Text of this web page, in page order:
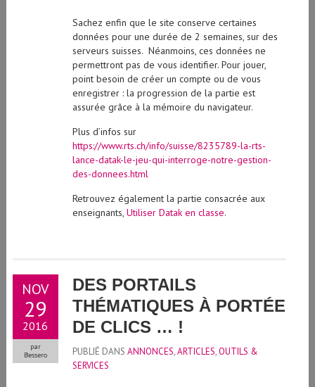
Sachez enfin que le site conserve certaines
données pour une durée de 2 semaines, sur des
serveurs suisses. Néanmoins, ces données ne
permettront pas de vous identifier. Pour jouer,
point besoin de créer un compte ou de vous
enregistrer : la progression de la partie est
assurée grâce à la mémoire du navigateur.
Plus d’infos sur
https://www.rts.ch/info/suisse/8235789-la-rts-
lance-datak-le-jeu-qui-interroge-notre-gestion-
des-donnees.html
Retrouvez également la partie consacrée aux
enseignants, Utiliser Datak en classe.
NOV
29
2016
par
Bessero
DES PORTAILS
THÉMATIQUES À PORTÉE
DE CLICS … !
PUBLIÉ DANS ANNONCES,ARTICLES,OUTILS &
SERVICES